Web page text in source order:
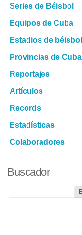
Series de Béisbol
Equipos de Cuba
Estadios de béisbol
Provincias de Cuba
Reportajes
Artículos
Records
Estadísticas
Colaboradores
Buscador